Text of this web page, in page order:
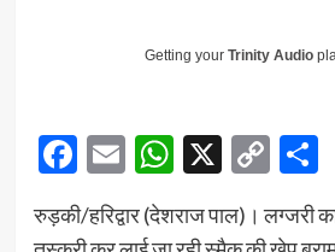
Getting your Trinity Audio
Facebook
EmailWhatsApp
X Copy
Link
रुड़की/हरिद्वार (देशराज पाल)। लग्जरी